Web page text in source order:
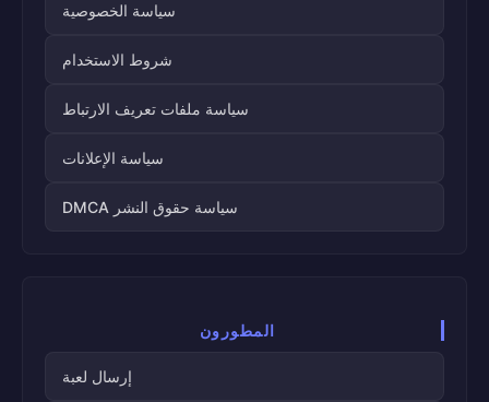
سياسة الخصوصية
شروط الاستخدام
سياسة ملفات تعريف الارتباط
سياسة الإعلانات
سياسة حقوق النشر DMCA
المطورون
إرسال لعبة